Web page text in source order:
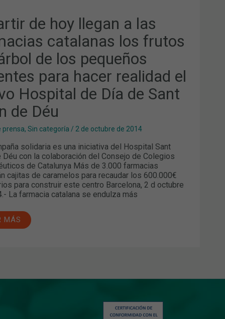
de hoy llegan a las
catalanas los frutos
de los pequeños
para hacer realidad el
Hospital de Día de Sant
de Déu
prensa,Sin categoría / 2 de octubre de 2014
solidaria es una iniciativa del Hospital Sant
Déu con la colaboración del Consejo de Colegios
de Catalunya Más de 3.000 farmacias
cajitas de caramelos para recaudar los 600.000€
para construir este centro Barcelona, 2 d octubre
La farmacia catalana se endulza más
MÁS